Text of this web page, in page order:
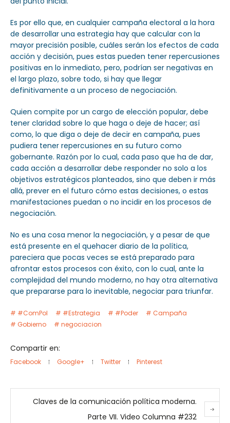
Es por ello que, en cualquier campaña electoral a la hora
de desarrollar una estrategia hay que calcular con la
mayor precisión posible, cuáles serán los efectos de cada
acción y decisión, pues estas pueden tener repercusiones
positivas en lo inmediato, pero, podrían ser negativas en
el largo plazo, sobre todo, si hay que llegar
definitivamente a un proceso de negociación.
Quien compite por un cargo de elección popular, debe
tener claridad sobre lo que haga o deje de hacer; así
como, lo que diga o deje de decir en campaña, pues
pudiera tener repercusiones en su futuro como
gobernante. Razón por lo cual, cada paso que ha de dar,
cada acción a desarrollar debe responder no solo a los
objetivos estratégicos planteados, sino que deben ir más
allá, prever en el futuro cómo estas decisiones, o estas
manifestaciones puedan o no incidir en los procesos de
negociación.
No es una cosa menor la negociación, y a pesar de que
está presente en el quehacer diario de la política,
pareciera que pocas veces se está preparado para
afrontar estos procesos con éxito, con lo cual, ante la
complejidad del mundo moderno, no hay otra alternativa
que prepararse para lo inevitable, negociar para triunfar.
#ComPol #Estrategia #Poder
Campaña
Gobierno
negociacion
Compartir en:
Facebook Google+ Twitter Pinterest
Claves de la comunicación política moderna.
Parte VII. Video Columna #232